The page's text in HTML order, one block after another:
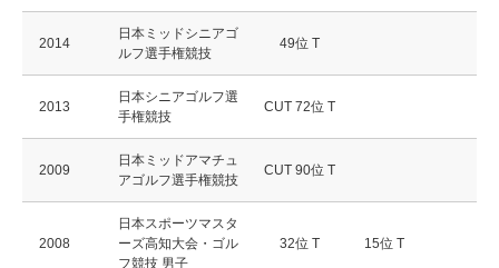
2014
日本ミッドシニアゴ
ルフ選手権競技
49位 T
2013
日本シニアゴルフ選
手権競技
CUT 72位 T
2009
日本ミッドアマチュ
アゴルフ選手権競技
CUT 90位 T
2008
日本スポーツマスタ
ーズ高知大会・ゴル
フ競技 男子
32位 T 15位 T